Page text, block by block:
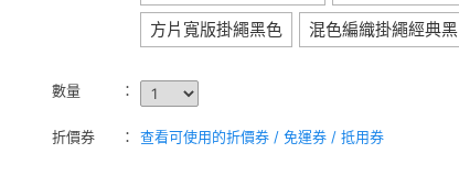
方片寬版掛繩黑色
混色編織掛繩經典黑
數量
折價券 查看可使用的折價券 / 免運券 / 抵用券